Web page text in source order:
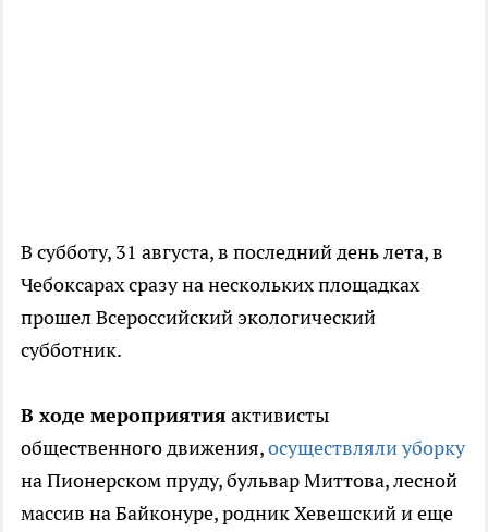
В субботу, 31 августа, в последний день лета, в
Чебоксарах сразу на нескольких площадках
прошел Всероссийский экологический
субботник.
В ходе мероприятия активисты
общественного движения,осуществляли уборку
на Пионерском пруду, бульвар Миттова, лесной
массив на Байконуре, родник Хевешский и еще